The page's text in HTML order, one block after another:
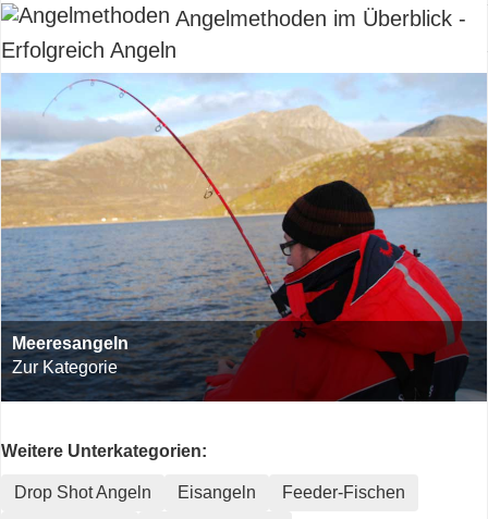
Angelmethoden im Überblick -
Erfolgreich Angeln
Meeresangeln
Zur Kategorie
Weitere Unterkategorien:
Drop Shot Angeln Eisangeln
Feeder-Fischen